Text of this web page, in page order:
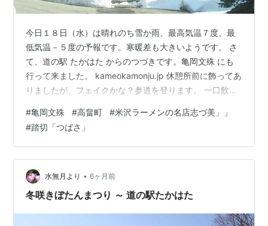
今日１８日（水）は晴れのち雪か雨、最高気温７度、最
低気温－５度の予報です。寒暖差も大きいようです。 さ
て、道の駅 たかはた からのつづきです。​亀岡文殊 にも
行って来ました。 kameokamonju.jp 休憩所前に飾ってあ
りましたが、フェイクかな？参道を登ります。 一口飲め
水」です。一口では足りない？ かと、三口いただいてき
ました。限定御朱印はなくなっていました。せっかくな
ので文殊様の御朱印をいただいてきました。お昼は高畠
町亀岡にある「志づ美」さんへ行きました。行列ができ
る人気店ですが、午後１時半近かったせいか大丈夫でし
た。中華そばをオーダ…
#亀岡文殊 #高畠町 #米沢ラーメンの名店志づ美」」
#踏切「つばさ」
水無月より • 6ヶ月前
冬咲きぼたんまつり ～ 道の駅たかはた